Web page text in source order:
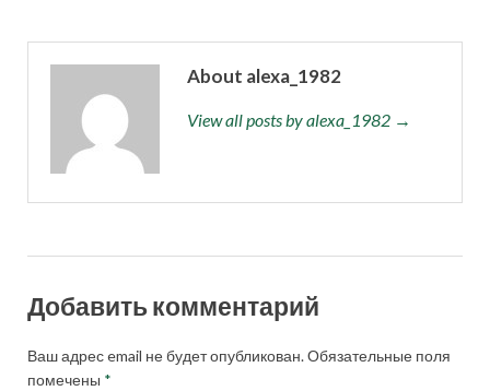
About alexa_1982
View all posts by alexa_1982 →
Добавить комментарий
Ваш адрес email не будет опубликован.Обязательные поля
помечены *